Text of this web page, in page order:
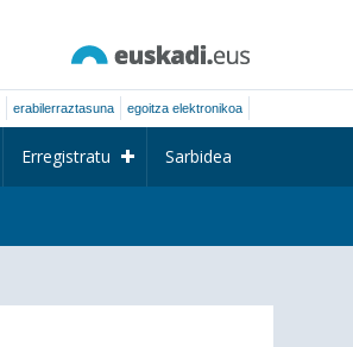
erabilerraztasuna egoitza elektronikoa
Erregistratu Sarbidea